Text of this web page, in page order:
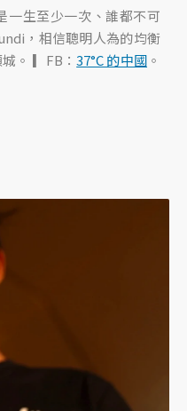
生至少一次、誰都不可
，相信聰明人為的均衡
城。 ▎FB：37°C 的中國 。